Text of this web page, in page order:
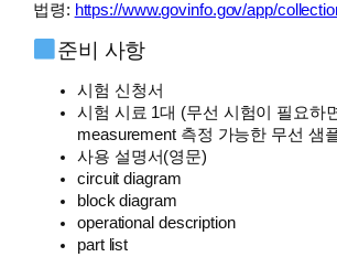
법령: https://www.govinfo.gov/app/
준비 사항
시험 신청서
시험 시료 1대 (무선 시험이 필요하
measurement 측정 가능한 무선 샘
사용 설명서(영문)
circuit diagram
block diagram
operational description
part list